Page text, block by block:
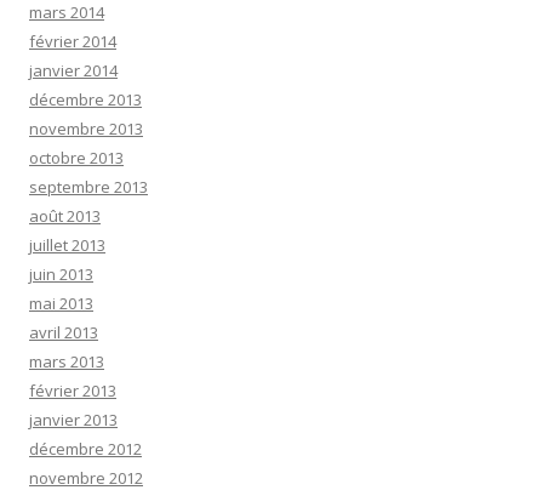
mars 2014
février 2014
janvier 2014
décembre 2013
novembre 2013
octobre 2013
septembre 2013
août 2013
juillet 2013
juin 2013
mai 2013
avril 2013
mars 2013
février 2013
janvier 2013
décembre 2012
novembre 2012